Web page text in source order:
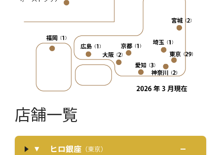
店舗一覧
ヒロ銀座（東京）